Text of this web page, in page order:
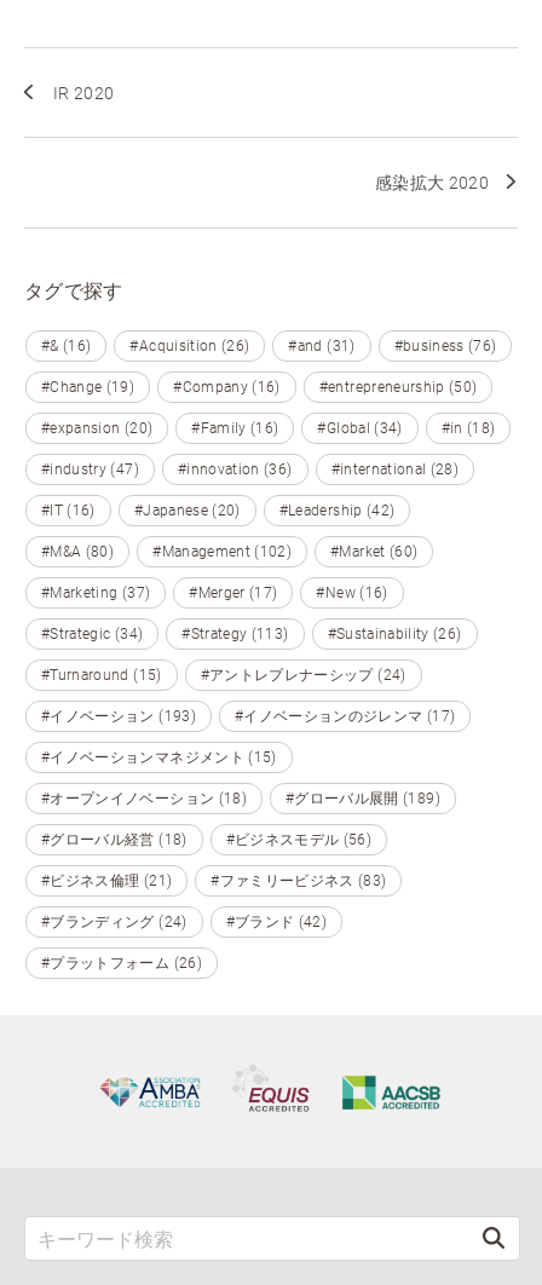
IR 2020
感染拡大 2020
タグで探す
#& (16) #Acquisition (26) #and (31) #business (76)
#Change (19) #Company (16) #entrepreneurship (50)
#expansion (20) #Family (16) #Global (34) #in (18)
#industry (47) #innovation (36) #international (28)
#IT (16) #Japanese (20) #Leadership (42)
#M&A (80) #Management (102) #Market (60)
#Marketing (37) #Merger (17) #New (16)
#Strategic (34) #Strategy (113) #Sustainability (26)
#Turnaround (15) #アントレプレナーシップ (24)
#イノベーション (193) #イノベーションのジレンマ (17)
#イノベーションマネジメント (15)
#オープンイノベーション (18) #グローバル展開 (189)
#グローバル経営 (18) #ビジネスモデル (56)
#ビジネス倫理 (21) #ファミリービジネス (83)
#ブランディング (24) #ブランド (42)
#プラットフォーム (26)